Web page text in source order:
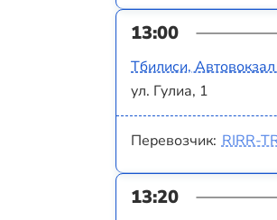
13:00
Тбилиси,
ул. Гулиа, 1
Перевозчик: RIRR-
13:20